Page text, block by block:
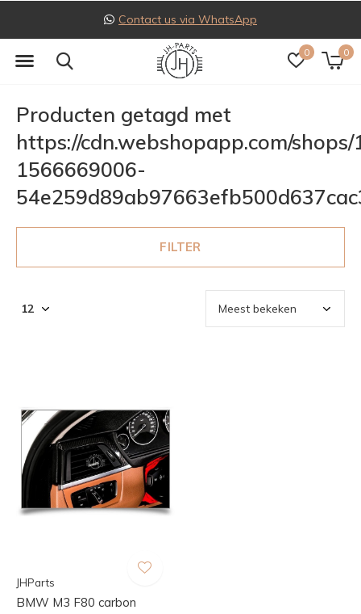
0 0
Contact us via WhatsApp
Producten getagd met
https://cdn.webshopapp.com/
1566669006-
FILTER
JHParts
BMW M3 F80 carbon